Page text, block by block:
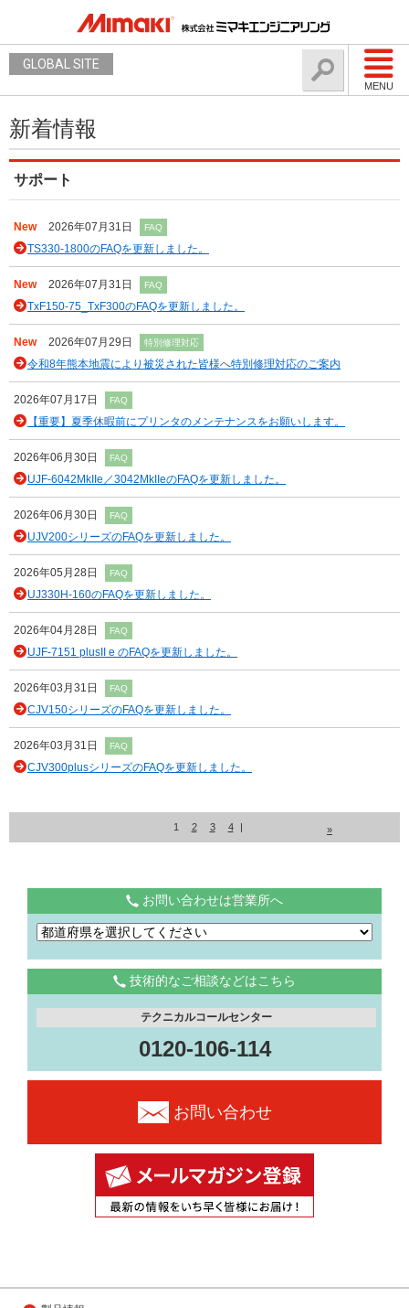
MENU
GLOBAL SITE
新着情報
サポート
New 2026年07月31日 FAQ
TS330-1800のFAQを更新しました。
New 2026年07月31日 FAQ
TxF150-75_TxF300のFAQを更新しました。
New 2026年07月29日 特別修理対応
令和8年熊本地震により被災された皆様へ特別修理対応のご案内
2026年07月17日 FAQ
【重要】夏季休暇前にプリンタのメンテナンスをお願いします。
2026年06月30日 FAQ
UJF-6042MkIIe／3042MkIIeのFAQを更新しました。
2026年06月30日 FAQ
UJV200シリーズのFAQを更新しました。
2026年05月28日 FAQ
UJ330H-160のFAQを更新しました。
2026年04月28日 FAQ
UJF-7151 plusII e のFAQを更新しました。
2026年03月31日 FAQ
CJV150シリーズのFAQを更新しました。
2026年03月31日 FAQ
CJV300plusシリーズのFAQを更新しました。
1 2 3 4 | »
お問い合わせは営業所へ
技術的なご相談などはこちら
テクニカルコールセンター
0120-106-114
お問い合わせ